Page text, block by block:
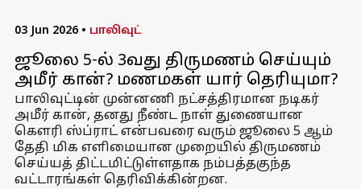
03 Jun 2026 • பாலிவுட்
ஜூலை 5-ல் 3வது திருமணம் செய்யும்
அமீர் கான்? மணமகள் யார் தெரியுமா?
பாலிவுட்டின் முன்னணி நட்சத்திரமான நடிகர்
அமீர் கான், தனது நீண்ட நாள் துணையான
கௌரி ஸ்ப்ராட் என்பவரை வரும் ஜூலை 5 ஆம்
தேதி மிக எளிமையான முறையில் திருமணம்
செய்யத் திட்டமிட்டுள்ளதாக நம்பத்தகுந்த
வட்டாரங்கள் தெரிவிக்கின்றன.